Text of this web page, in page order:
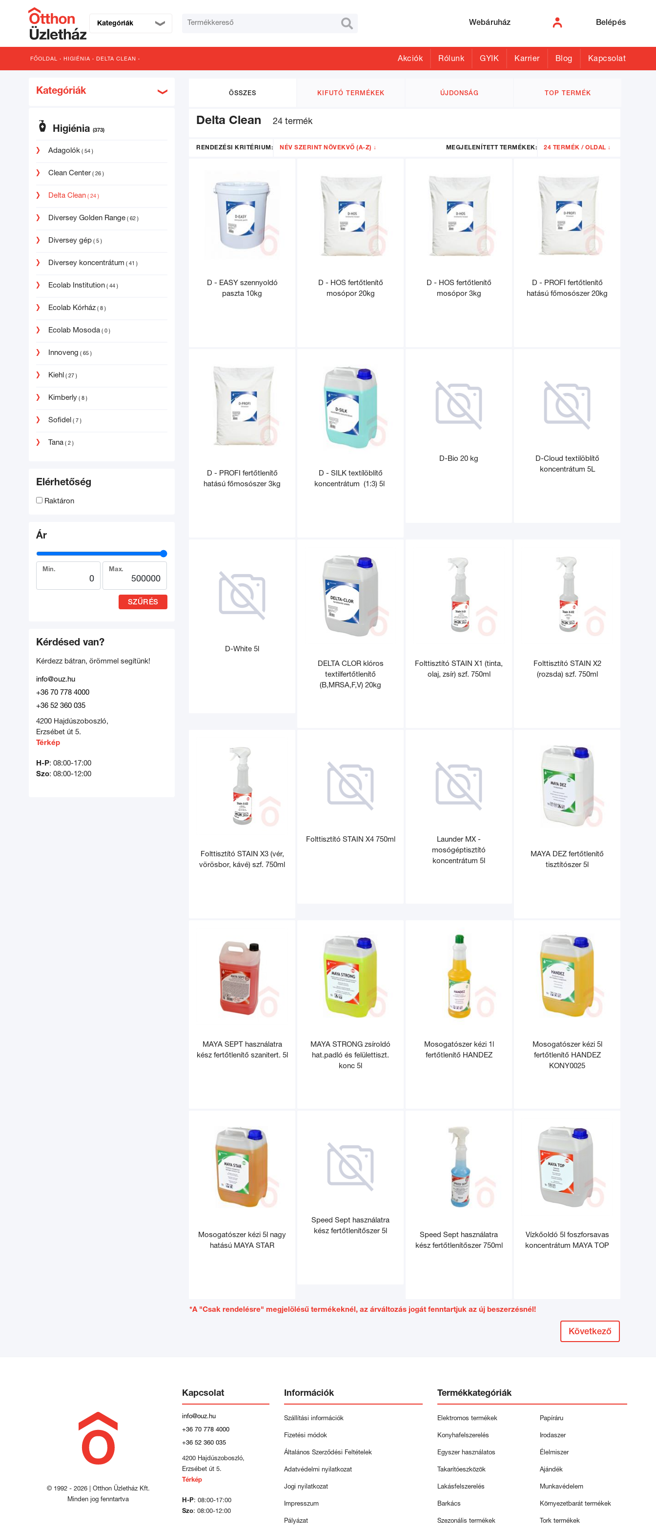
Kategóriák  Webáruház Belépés
FŐOLDAL · HIGIÉNIA · DELTA CLEAN · Akciók Rólunk GYIK Karrier Blog Kapcsolat
Kategóriák
Higiénia (373)
Adagolók ( 54 )
Clean Center ( 26 )
Delta Clean ( 24 )
Diversey Golden Range ( 62 )
Diversey gép ( 5 )
Diversey koncentrátum ( 41 )
Ecolab Institution ( 44 )
Ecolab Kórház ( 8 )
Ecolab Mosoda ( 0 )
Innoveng ( 65 )
Kiehl ( 27 )
Kimberly ( 8 )
Sofidel ( 7 )
Tana ( 2 )
Elérhetőség
Raktáron
Ár
Min. Max.
SZŰRÉS
Kérdésed van?
Kérdezz bátran, örömmel segítünk!
info@ouz.hu
+36 70 778 4000
+36 52 360 035
4200 Hajdúszoboszló,
Erzsébet út 5.
Térkép
H-P: 08:00-17:00
Szo: 08:00-12:00
ÖSSZES KIFUTÓ TERMÉKEK ÚJDONSÁG TOP TERMÉK
Delta Clean 24 termék
RENDEZÉSI KRITÉRIUM: NÉV SZERINT NÖVEKVŐ (A-Z) ↓ MEGJELENÍTETT TERMÉKEK: 24 TERMÉK / OLDAL ↓
48
D - EASY szennyoldó
paszta 10kg
D - HOS fertőtlenítő
mosópor 20kg
D - HOS fertőtlenítő
mosópor 3kg
D - PROFI fertőtlenítő
hatású főmosószer 20kg
D - PROFI fertőtlenítő
hatású főmosószer 3kg
D - SILK textílöblítő
koncentrátum (1:3) 5l
D-Bio 20 kg
D-Cloud textilöblítő
koncentrátum 5L
D-White 5l
DELTA CLOR klóros
textilfertőtlenítő
(B,MRSA,F,V) 20kg
Folttisztító STAIN X1 (tinta,
olaj, zsír) szf. 750ml
Folttisztító STAIN X2
(rozsda) szf. 750ml
Folttisztító STAIN X3 (vér,
vörösbor, kávé) szf. 750ml
Folttisztító STAIN X4 750ml
Launder MX -
mosógéptisztító
koncentrátum 5l
MAYA DEZ fertőtlenítő
tisztítószer 5l
MAYA SEPT használatra
kész fertőtlenítő szanitert. 5l
MAYA STRONG zsíroldó
hat.padló és felülettiszt.
konc 5l
Mosogatószer kézi 1l
fertőtlenítő HANDEZ
Mosogatószer kézi 5l
fertőtlenítő HANDEZ
KONY0025
Mosogatószer kézi 5l nagy
hatású MAYA STAR
Speed Sept használatra
kész fertőtlenítőszer 5l
Speed Sept használatra
kész fertőtlenítőszer 750ml
Vízkőoldó 5l foszforsavas
koncentrátum MAYA TOP
*A "Csak rendelésre" megjelölésű termékeknél, az árváltozás jogát fenntartjuk az új beszerzésnél!
Következő
Kapcsolat Információk Termékkategóriák
© 1992 - 2026 | Otthon Üzletház Kft.
Minden jog fenntartva
info@ouz.hu
+36 70 778 4000
+36 52 360 035
4200 Hajdúszoboszló,
Erzsébet út 5.
Térkép
H-P: 08:00-17:00
Szo: 08:00-12:00
Szállítási információk
Fizetési módok
Általános Szerződési Feltételek
Adatvédelmi nyilatkozat
Jogi nyilatkozat
Impresszum
Pályázat
Elektromos termékek
Konyhafelszerelés
Egyszer használatos
Takarítóeszközök
Lakásfelszerelés
Barkács
Szezonális termékek
Papíráru
Irodaszer
Élelmiszer
Ajándék
Munkavédelem
Környezetbarát termékek
Tork termékek